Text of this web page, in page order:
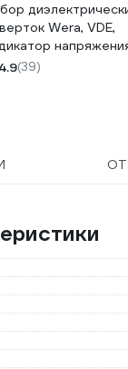
Wera, VDE,
7
4.9(39)